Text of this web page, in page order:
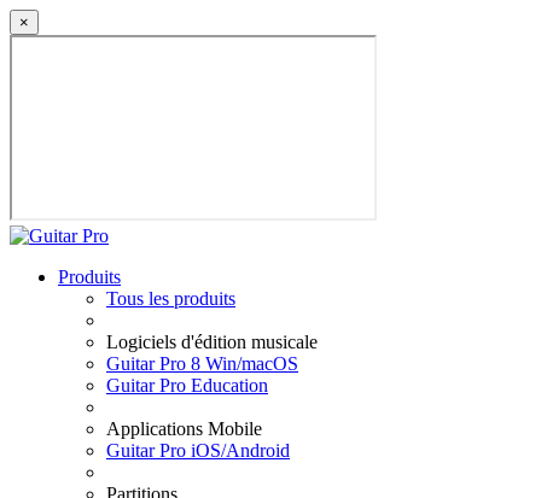
×
Produits
Tous les produits
Logiciels d'édition musicale
Guitar Pro 8 Win/macOS
Guitar Pro Education
Applications Mobile
Guitar Pro iOS/Android
Partitions